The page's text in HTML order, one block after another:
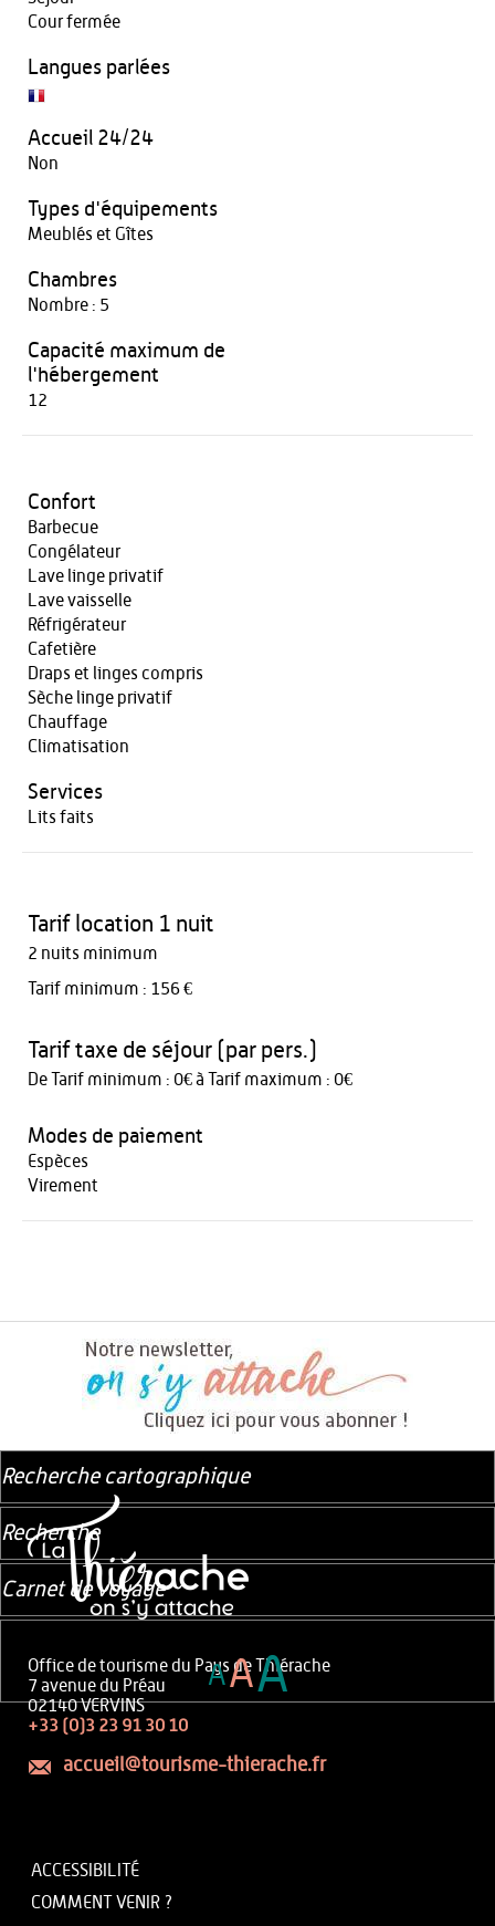
Cour fermée
Langues parlées
Accueil 24/24
Non
Types d'équipements
Meublés et Gîtes
Chambres
Nombre : 5
Capacité maximum de
l'hébergement
12
Confort
Barbecue
Congélateur
Lave linge privatif
Lave vaisselle
Réfrigérateur
Cafetière
Draps et linges compris
Sèche linge privatif
Chauffage
Climatisation
Services
Lits faits
Tarif location 1 nuit
2 nuits minimum
Tarif minimum : 156 €
Tarif taxe de séjour (par pers.)
De Tarif minimum : 0€ à Tarif maximum : 0€
Modes de paiement
Espèces
Virement
Office de tourisme du Pays de Thiérache
7 avenue du Préau
02140 VERVINS
+33 (0)3 23 91 30 10
accueil@tourisme-thierache.fr
ACCESSIBILITÉ
COMMENT VENIR ?
Recherche cartographique
Recherche
Carnet de voyage
AAA